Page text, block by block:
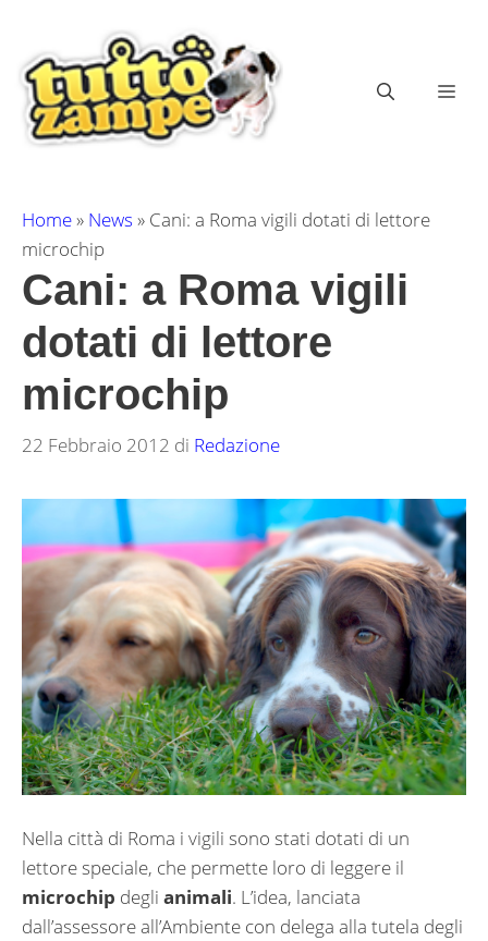
contenuto
Home» News » Cani: a Roma vigili dotati di lettore
microchip
Cani: a Roma vigili
dotati di lettore
microchip
22 Febbraio 2012 di Redazione
Nella città di Roma i vigili sono stati dotati di un
lettore speciale, che permette loro di leggere il
microchip degli animali. L’idea, lanciata
dall’assessore all’Ambiente con delega alla tutela degli